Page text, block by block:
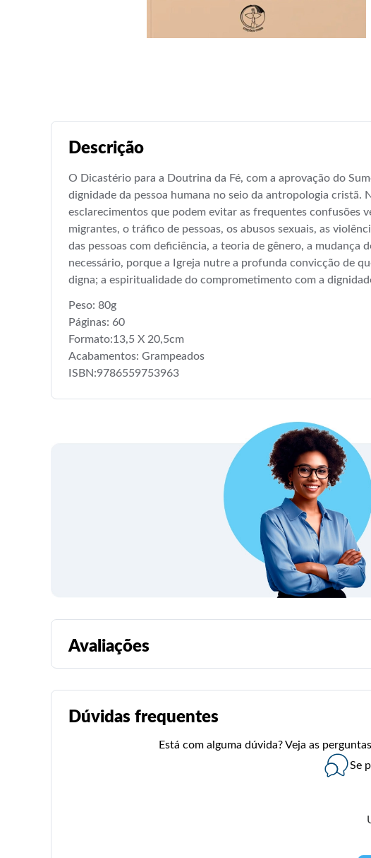
Descrição
O Dicastério para a Doutrina da Fé, com a aprovação do
dignidade da pessoa humana no seio da antropologia
esclarecimentos que podem evitar as frequentes confusões
migrantes, o tráfico de pessoas, os abusos sexuais, as
das pessoas com deficiência, a teoria de gênero, a mudança
necessário, porque a Igreja nutre a profunda convicção de
digna; a espiritualidade do comprometimento com a
Peso: 80g
Páginas: 60
Formato:13,5 X 20,5cm
Acabamentos: Grampeados
ISBN:9786559753963
Avaliações
Dúvidas frequentes
Está com alguma dúvida? Veja as
Se